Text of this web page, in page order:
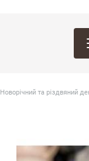
Новорічний та різдвяний